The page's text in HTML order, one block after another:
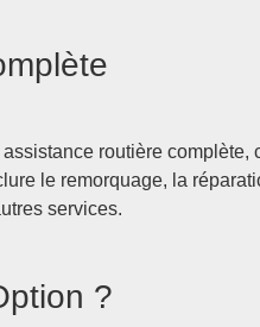
routière complète,
le remorquage, la
services.
?